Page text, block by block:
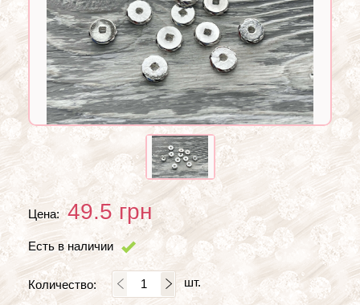
Цена: 49.5 грн
Есть в наличии
Количество: шт.